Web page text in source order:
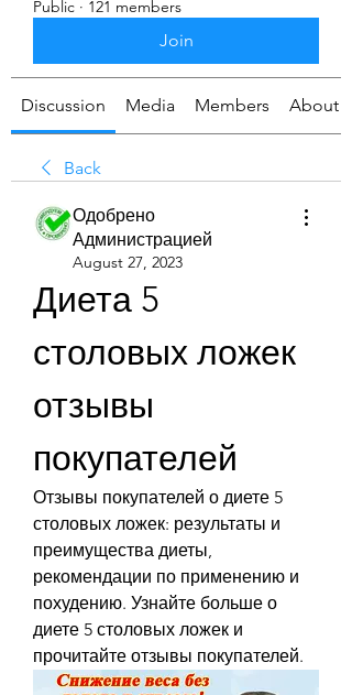
Public · 121 members
Join
Discussion Media Members About
Back
Одобрено
Администрацией
August 27, 2023
Диета 5
столовых ложек
отзывы
покупателей
Отзывы покупателей о диете 5
столовых ложек: результаты и
преимущества диеты,
рекомендации по применению и
похудению. Узнайте больше о
диете 5 столовых ложек и
прочитайте отзывы покупателей.